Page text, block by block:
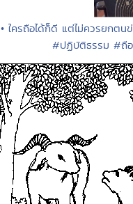
• ใครถือได้ก็ดี แต่ไม่ควรยกต
#ปฏิบัติธรรม #ถื